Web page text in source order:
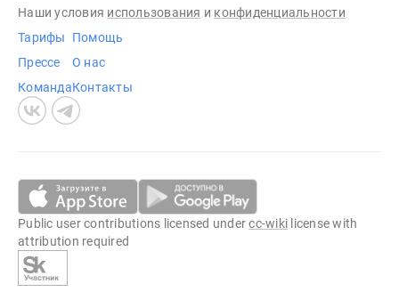
Наши условия использования и конфиденциальности
Тарифы
Прессе
Команда
Помощь
О нас
Контакты
Public user contributions licensed undercc-wiki license with
attribution required